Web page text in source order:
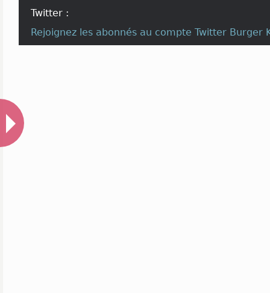
Twitter :
Rejoignez les abonnés au compte Twitter Burger